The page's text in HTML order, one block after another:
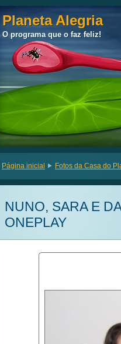
Planeta Alegria
Planeta Alegria
O programa que o faz feliz!
O programa que o faz feliz!
Página inicial Fotos da Casa do
NUNO, SARA E
ONEPLAY